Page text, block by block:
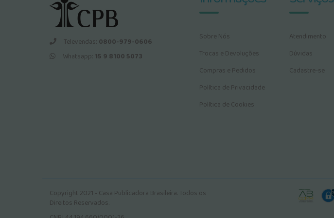
Televendas: 0800-979-0606
Whatsapp: 15 9 8100 5073
Sobre Nós
Trocas e Devoluções
Compras e Pedidos
Política de Privacidade
Política de Cookies
Atendimento
Dúvidas
Cadastre-se
Copyright 2021 - Casa Publicadora Brasileira. Todos os
Direitos Reservados.